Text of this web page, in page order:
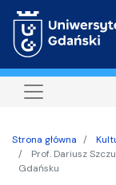
Strona główna
Prof. Dariusz
Gdańsku